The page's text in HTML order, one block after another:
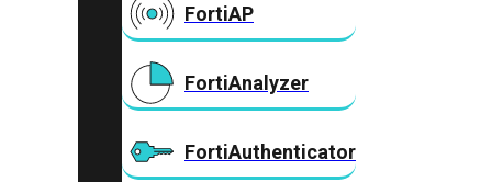
FortiAP
FortiAnalyzer
FortiAuthenticator